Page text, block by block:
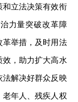
立法决策有效衔
力量突破改革障
举措，及时用法
，助力扩大高水
解决好群众反映
年人、残疾人权